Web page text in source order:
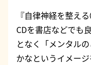
『自律神経を整え
CDを書店などでも
となく「メンタル
かなというイメー